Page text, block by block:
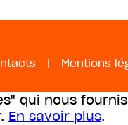
| Mentions
qui nous
En savoir plus.